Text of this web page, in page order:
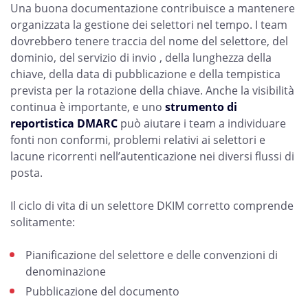
Una buona documentazione contribuisce a mantenere
organizzata la gestione dei selettori nel tempo. I team
dovrebbero tenere traccia del nome del selettore, del
dominio, del servizio di invio , della lunghezza della
chiave, della data di pubblicazione e della tempistica
prevista per la rotazione della chiave. Anche la visibilità
continua è importante, e uno strumento di
reportistica DMARC può aiutare i team a individuare
fonti non conformi, problemi relativi ai selettori e
lacune ricorrenti nell’autenticazione nei diversi flussi di
posta.
Il ciclo di vita di un selettore DKIM corretto comprende
solitamente:
Pianificazione del selettore e delle convenzioni di
denominazione
Pubblicazione del documento